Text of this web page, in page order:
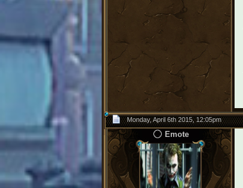
Monday, April 6th 2015, 12:05pm
Emote